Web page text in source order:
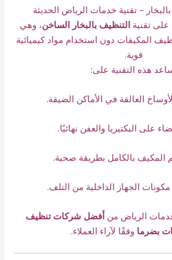
– تقنية خدمات الرياض الحديثة
على تقنيةالتنظيف بالبخار الساخن، وهي
المكيفات دون استخدام مواد كيميائية
قوية.
هذه التقنية على:
العالقة في الأماكن الضيقة.
على البكتيريا والعفن نهائيًا.
المكيف بالكامل بطريقة صحية.
الجهاز الداخلية من التلف.
الرياض منأفضل شركات تنظيف
بضرما وفقًا لآراء العملاء.